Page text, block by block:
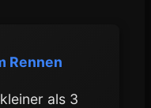
Rennen
als 3